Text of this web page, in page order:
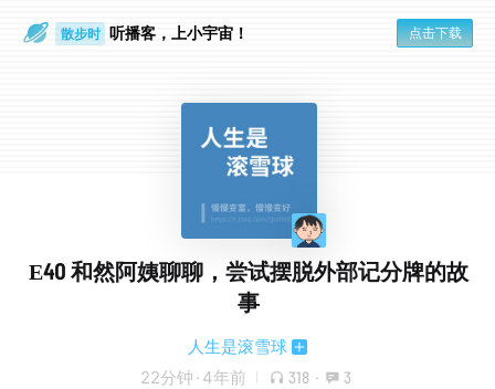
散步时 听播客，上小宇宙！ 点击下载
E40 和然阿姨聊聊，尝试摆脱外部记分牌的故
事
人生是滚雪球
22分钟 · 4年前 318 · 3